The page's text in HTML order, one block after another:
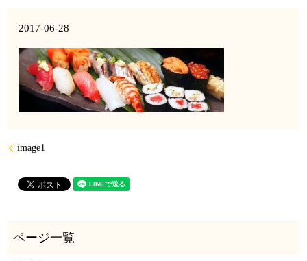
2017-06-28
image1